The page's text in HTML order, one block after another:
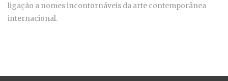
ligação a nomes incontornáveis da arte contemporânea
internacional.